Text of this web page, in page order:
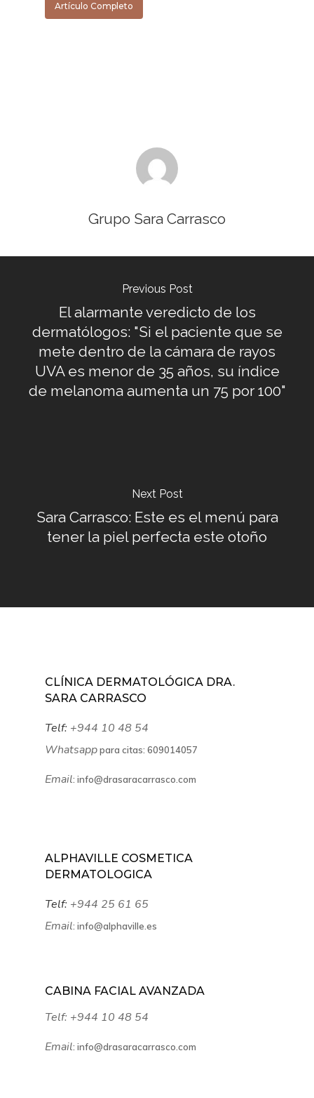
Artículo Completo
Grupo Sara Carrasco
Previous Post
El alarmante veredicto de los
dermatólogos: "Si el paciente que se
mete dentro de la cámara de rayos
UVA es menor de 35 años, su índice
de melanoma aumenta un 75 por 100"
Next Post
Sara Carrasco: Este es el menú para
tener la piel perfecta este otoño
CLÍNICA DERMATOLÓGICA DRA.
SARA CARRASCO
Telf: +944 10 48 54
Whatsapppara citas: 609014057
Email: info@drasaracarrasco.com
ALPHAVILLE COSMETICA
DERMATOLOGICA
Telf: +944 25 61 65
Email: info@alphaville.es
CABINA FACIAL AVANZADA
Telf: +944 10 48 54
Email: info@drasaracarrasco.com